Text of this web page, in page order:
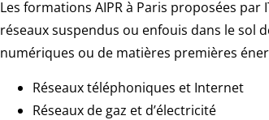
Les formations AIPR à Paris proposées par
réseaux suspendus ou enfouis dans le sol
numériques ou de matières premières
Réseaux téléphoniques et Internet
Réseaux de gaz et d’électricité